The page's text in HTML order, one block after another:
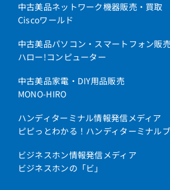
中古美品ネットワーク機器販売・買取
Ciscoワールド
中古美品パソコン・スマートフォン販
ハロー!コンピューター
中古美品家電・DIY用品販売
MONO-HIRO
ハンディターミナル情報発信メディア
ピピっとわかる！ハンディターミナル
ビジネスホン情報発信メディア
ビジネスホンの「ビ」